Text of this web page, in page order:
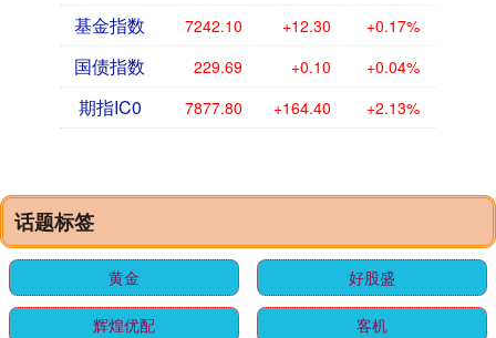
基金指数 7242.10 +12.30 +0.17%
国债指数 229.69 +0.10 +0.04%
期指IC0 7877.80 +164.40 +2.13%
话题标签
黄金 好股盛
辉煌优配 客机